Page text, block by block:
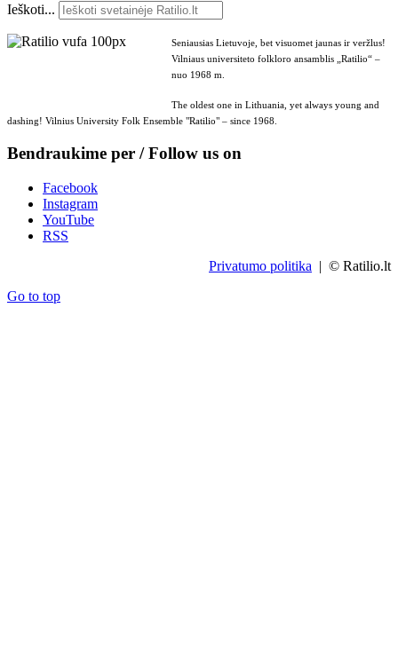
Ieškoti...
Seniausias Lietuvoje, bet visuomet jaunas ir veržlus!
Vilniaus universiteto folkloro ansamblis „Ratilio“ –
nuo 1968 m.
The oldest one in Lithuania, yet always young and
dashing! Vilnius University Folk Ensemble "Ratilio" – since 1968.
Bendraukime per / Follow us on
Facebook
Instagram
YouTube
RSS
Privatumo politika | © Ratilio.lt
Go to top